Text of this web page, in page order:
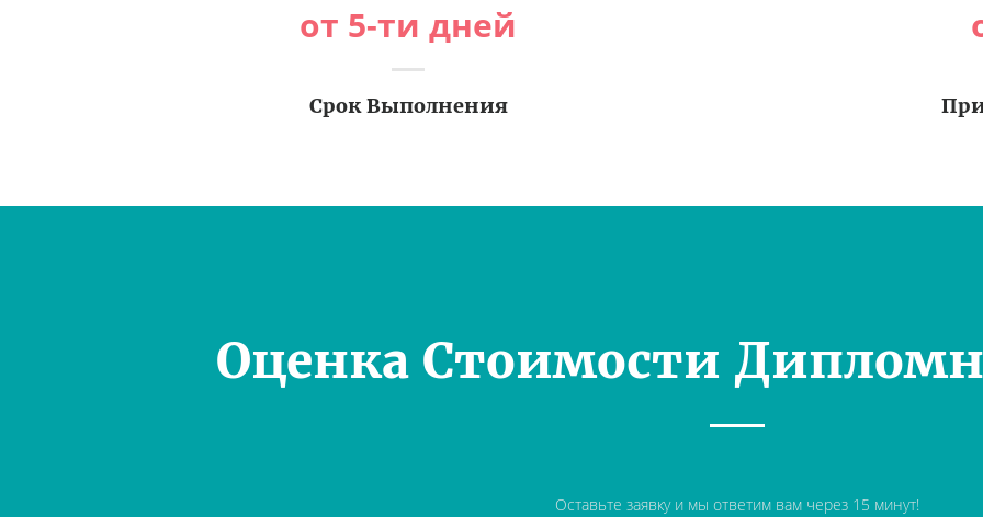
от 5-ти дней
Срок Выполнения
Оценка Стоимости
Оставьте заявку и мы ответим вам через 15 минут!